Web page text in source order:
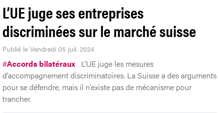
L’UE juge ses entreprises
discriminées sur le marché suisse
Publié le Vendredi 05 juil. 2024
#Accords bilatéraux L’UE juge les mesures
d’accompagnement discriminatoires. La Suisse a des arguments
pour se défendre, mais il n’existe pas de mécanisme pour
trancher.